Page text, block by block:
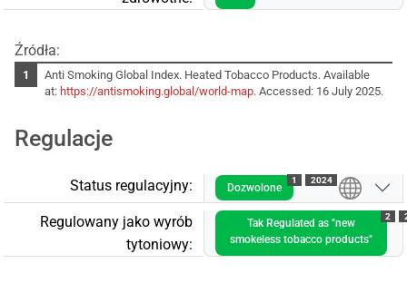
Źródła:
Anti Smoking Global Index. Heated Tobacco Products. Available
at: https://antismoking.global/world-map. Accessed: 16 July 2025.
Regulacje
Status regulacyjny: Dozwolone
1 2024
Regulowany jako wyrób
tytoniowy:
Tak Regulated as "new
smokeless tobacco products"
2